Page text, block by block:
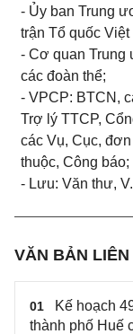
- Ủy ban Trung
trận Tổ quốc Việt
-Cơ quan Trung
các đoàn thể;
-VPCP: BTCN,
Trợ lý TTCP,
các Vụ, Cục,
thuộc, Công báo;
- Lưu: Văn thư,
VĂN BẢN LIÊN
01
Kế hoạch
thành phố Huế